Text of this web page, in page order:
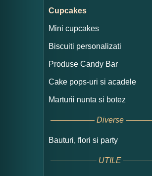
Cupcakes
Mini cupcakes
Biscuiti personalizati
Produse Candy Bar
Cake pops-uri si acadele
Marturii nunta si botez
Diverse
Bauturi, flori si party
UTILE